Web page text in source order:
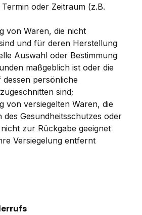
oder Zeitraum (z.B.
von Waren, die nicht
und für deren Herstellung
Auswahl oder Bestimmung
maßgeblich ist oder die
dessen persönliche
sind;
von versiegelten Waren, die
des Gesundheitsschutzes oder
zur Rückgabe geeignet
Versiegelung entfernt